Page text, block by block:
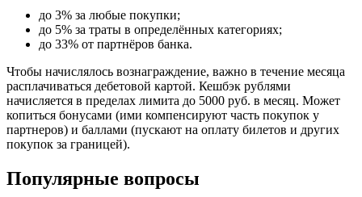
до 3% за любые покупки;
до 5% за траты в определённых категориях;
до 33% от партнёров банка.
Чтобы начислялось вознаграждение, важно в течение месяца
расплачиваться дебетовой картой. Кешбэк рублями
начисляется в пределах лимита до 5000 руб. в месяц. Может
копиться бонусами (ими компенсируют часть покупок у
партнеров) и баллами (пускают на оплату билетов и других
покупок за границей).
Популярные вопросы